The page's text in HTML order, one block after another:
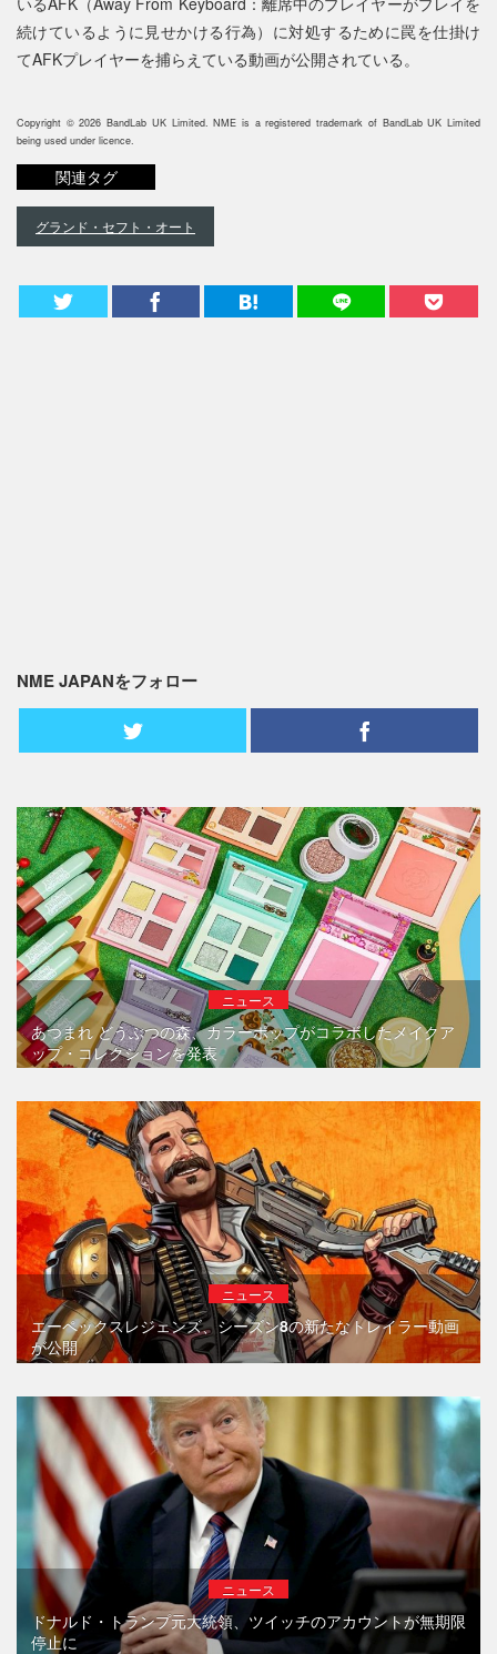
続けているように見せかける行為）に対処するために罠を仕掛け
てAFKプレイヤーを捕らえている動画が公開されている。
Copyright © 2026 BandLab UK Limited. NME is a registered trademark of BandLab UK Limited
being used under licence.
関連タグ
グランド・セフト・オート
NME JAPANをフォロー
ニュース
あつまれ どうぶつの森、カラーポップがコラボしたメイクア
ップ・コレクションを発表
ニュース
エーペックスレジェンズ、シーズン8の新たなトレイラー動画
が公開
ニュース
ドナルド・トランプ元大統領、ツイッチのアカウントが無期限
停止に